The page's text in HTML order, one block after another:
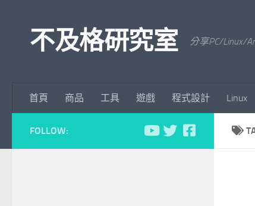
不及格研究室 分享PC/Linux/
首頁 商品 工具 遊戲 程式設計 Linux
FOLLOW: